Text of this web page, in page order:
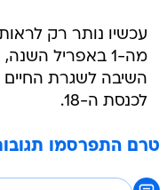
עכשיו נותר רק
מה-1 באפריל
השיבה לשגרת
לכנסת ה-18.
טרם התפרסמו